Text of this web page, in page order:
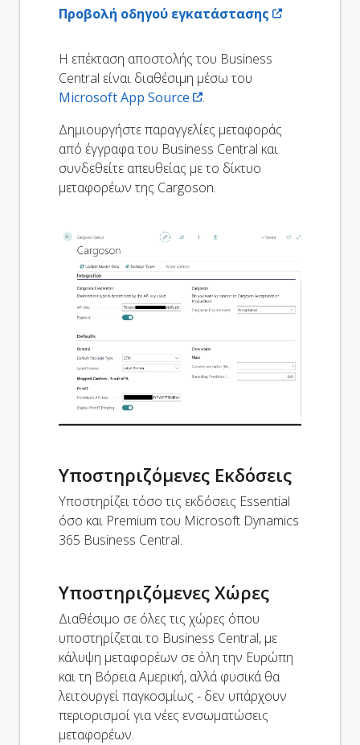
Προβολή οδηγού εγκατάστασης
Η επέκταση αποστολής του Business
Central είναι διαθέσιμη μέσω του
Microsoft App Source
.
Δημιουργήστε παραγγελίες μεταφοράς
από έγγραφα του Business Central και
συνδεθείτε απευθείας με το δίκτυο
μεταφορέων της Cargoson.
Υποστηριζόμενες Εκδόσεις
Υποστηρίζει τόσο τις εκδόσεις Essential
όσο και Premium του Microsoft Dynamics
365 Business Central.
Υποστηριζόμενες Χώρες
Διαθέσιμο σε όλες τις χώρες όπου
υποστηρίζεται το Business Central, με
κάλυψη μεταφορέων σε όλη την Ευρώπη
και τη Βόρεια Αμερική, αλλά φυσικά θα
λειτουργεί παγκοσμίως - δεν υπάρχουν
περιορισμοί για νέες ενσωματώσεις
μεταφορέων.